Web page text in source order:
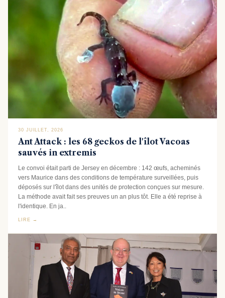
30 JUILLET, 2026
Ant Attack : les 68 geckos de l'îlot Vacoas
sauvés in extremis
Le convoi était parti de Jersey en décembre : 142 œufs, acheminés
vers Maurice dans des conditions de température surveillées, puis
déposés sur l'îlot dans des unités de protection conçues sur mesure.
La méthode avait fait ses preuves un an plus tôt. Elle a été reprise à
l'identique. En ja..
LIRE →